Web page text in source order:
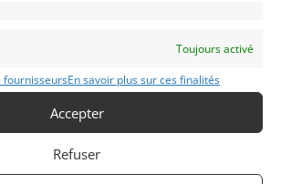
Toujours activé
fournisseursEn savoir plus sur ces finalités
Accepter
Refuser
SÉRIE 7